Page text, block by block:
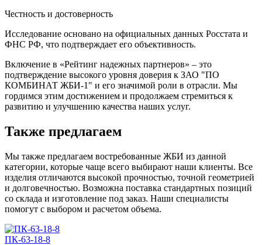
Честность и достоверность
Исследование основано на официальных данных Росстата и
ФНС РФ, что подтверждает его объективность.
Включение в «Рейтинг надежных партнеров» – это
подтверждение высокого уровня доверия к ЗАО "ПО
КОМБИНАТ ЖБИ-1" и его значимой роли в отрасли. Мы
гордимся этим достижением и продолжаем стремиться к
развитию и улучшению качества наших услуг.
Также предлагаем
Мы также предлагаем востребованные ЖБИ из данной
категории, которые чаще всего выбирают наши клиенты. Все
изделия отличаются высокой прочностью, точной геометрией
и долговечностью. Возможна поставка стандартных позиций
со склада и изготовление под заказ. Наши специалисты
помогут с выбором и расчетом объема.
ПК-63-18-8